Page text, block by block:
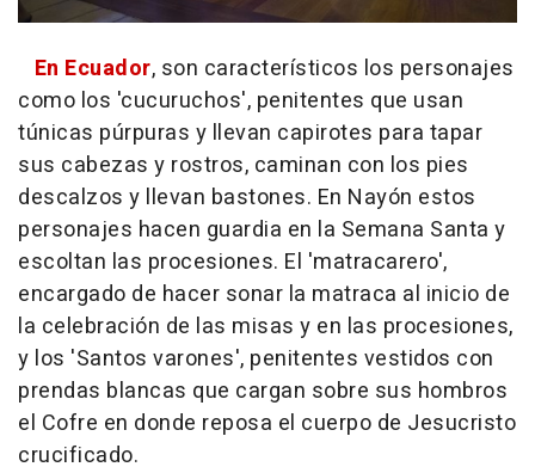
En Ecuador, son característicos los personajes
como los 'cucuruchos', penitentes que usan
túnicas púrpuras y llevan capirotes para tapar
sus cabezas y rostros, caminan con los pies
descalzos y llevan bastones. En Nayón estos
personajes hacen guardia en la Semana Santa y
escoltan las procesiones. El 'matracarero',
encargado de hacer sonar la matraca al inicio de
la celebración de las misas y en las procesiones,
y los 'Santos varones', penitentes vestidos con
prendas blancas que cargan sobre sus hombros
el Cofre en donde reposa el cuerpo de Jesucristo
crucificado.